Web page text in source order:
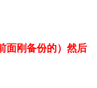
面刚备份的）然后